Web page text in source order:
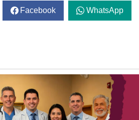
Facebook WhatsApp